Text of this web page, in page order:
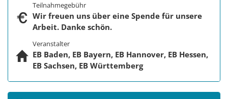
Teilnahmegebühr
Wir freuen uns über eine Spende für unsere
Arbeit. Danke schön.
Veranstalter
EB Baden, EB Bayern, EB Hannover, EB Hessen,
EB Sachsen, EB Württemberg